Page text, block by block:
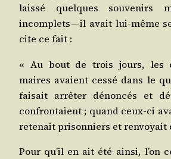
lais­sé quelques sou­ve­nirs
incom­plets — il avait lui-même
cite ce fait :
« Au bout de trois jours, les
maires avaient ces­sé dans le
fai­sait arrê­ter dénon­cés et
confron­taient ; quand ceux-ci
rete­nait pri­son­niers et ren­voyait
Pour qu’il en ait été ain­si, l’on